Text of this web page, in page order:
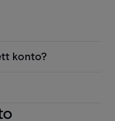
konto?
Reuters
när man